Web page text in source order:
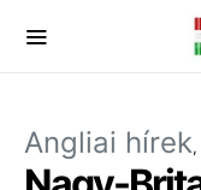
Angliai hírek